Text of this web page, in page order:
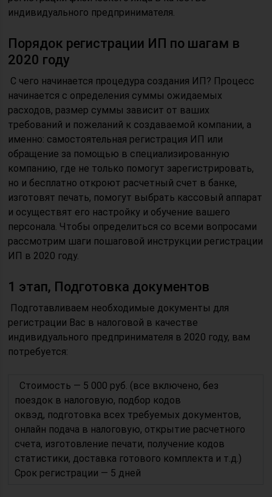
индивидуального предпринимателя.
Порядок регистрации ИП по шагам в
2020 году
С чего начинается процедура создания ИП? Процесс
начинается с определения суммы ожидаемых
расходов, размер суммы зависит от ваших
требований и пожеланий к создаваемой компании, а
именно: самостоятельная регистрация ИП или
обращение за помощью в специализированную
компанию, где не только помогут зарегистрировать,
но и бесплатно откроют расчетный счет в банке,
изготовят печать, помогут выбрать кассовый аппарат
и осуществят его настройку и обучение вашего
персонала. Чтобы определиться со всеми вопросами
рассмотрим шаги пошаговой инструкции регистрации
ИП в 2020 году.
1 этап, Подготовка документов
Подготавливаем необходимые документы для
регистрации Вас в налоговой в качестве
индивидуального предпринимателя в 2020 году, вам
потребуется:
Стоимость — 5 000 руб. (все включено, без
поездок в налоговую, подбор кодов
оквэд, подготовка всех требуемых документов,
онлайн подача в налоговую, открытие расчетного
счета, изготовление печати, получение кодов
статистики, доставка готового комплекта и т.д.)
Срок регистрации — 5 дней